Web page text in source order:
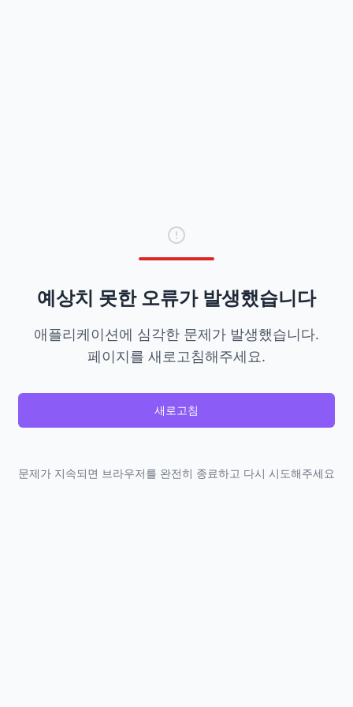
예상치 못한 오류가 발생했습니다
애플리케이션에 심각한 문제가 발생했습니다.
페이지를 새로고침해주세요.
새로고침
문제가 지속되면 브라우저를 완전히 종료하고 다시 시도해주세요